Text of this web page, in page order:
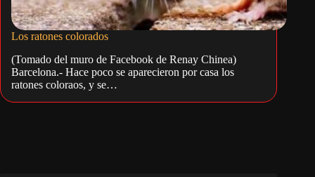
Los ratones colorados
(Tomado del muro de Facebook de Renay Chinea)
Barcelona.- Hace poco se aparecieron por casa los
ratones coloraos, y se…